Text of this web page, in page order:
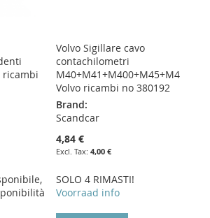
ricambi
Volvo Sigillare cavo
contachilometri
M40+M41+M400+M45+M4
Volvo ricambi no 380192
Brand:
Scandcar
4,84 €
4,00 €
SOLO 4 RIMASTI!
Voorraad info